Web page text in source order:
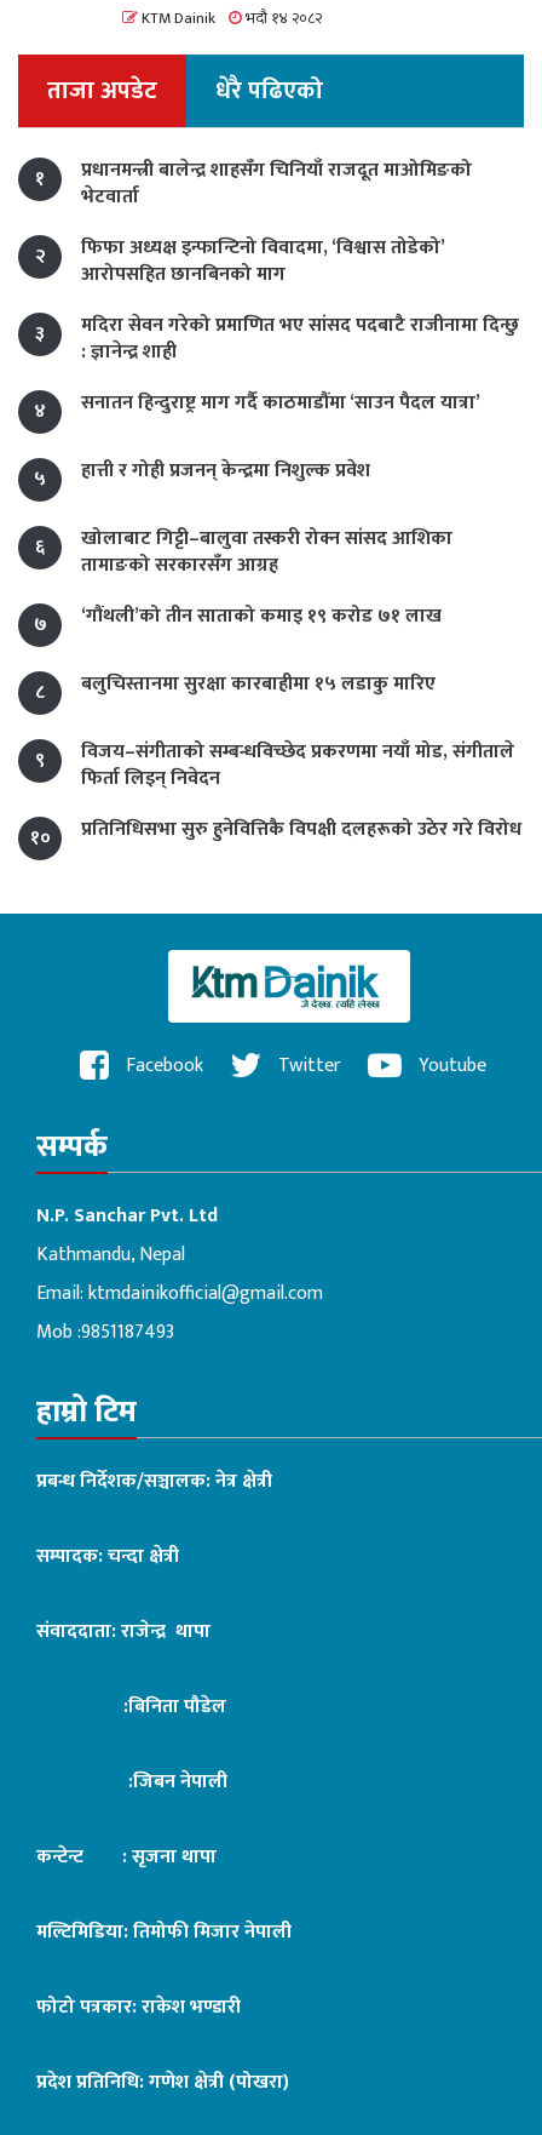
KTM Dainik भदौ १४ २०८२
ताजा अपडेट धेरै पढिएको
१
प्रधानमन्त्री बालेन्द्र शाहसँग चिनियाँ राजदूत माओमिङको
भेटवार्ता
२
फिफा अध्यक्ष इन्फान्टिनो विवादमा, ‘विश्वास तोडेको’
आरोपसहित छानबिनको माग
३
मदिरा सेवन गरेको प्रमाणित भए सांसद पदबाटै राजीनामा दिन्छु
: ज्ञानेन्द्र शाही
४
सनातन हिन्दुराष्ट्र माग गर्दै काठमाडौंमा ‘साउन पैदल यात्रा’
५ हात्ती र गोही प्रजनन् केन्द्रमा निशुल्क प्रवेश
६
खोलाबाट गिट्टी–बालुवा तस्करी रोक्न सांसद आशिका
तामाङको सरकारसँग आग्रह
७
‘गौंथली’को तीन साताको कमाइ १९ करोड ७१ लाख
८ बलुचिस्तानमा सुरक्षा कारबाहीमा १५ लडाकु मारिए
९
विजय–संगीताको सम्बन्धविच्छेद प्रकरणमा नयाँ मोड, संगीता‍ले
फिर्ता लिइन् निवेदन
१०
प्रतिनिधिसभा सुरु हुनेवित्तिकै विपक्षी दलहरूको उठेर गरे विरोध
Facebook Twitter Youtube
सम्पर्क
N.P. Sanchar Pvt. Ltd
Kathmandu, Nepal
Email:ktmdainikofficial@gmail.com
Mob :9851187493
हाम्रो टिम
प्रबन्ध निर्देशक/सञ्चालक: नेत्र क्षेत्री
सम्पादक: चन्दा क्षेत्री
संवाददाता: राजेन्द्र थापा
:बिनिता पौडेल
:जिबन नेपाली
कन्टेन्ट : सृजना थापा
मल्टिमिडिया: तिमोफी मिजार नेपाली
फोटो पत्रकार: राकेश भण्डारी
प्रदेश प्रतिनिधि: गणेश क्षेत्री (पोखरा)